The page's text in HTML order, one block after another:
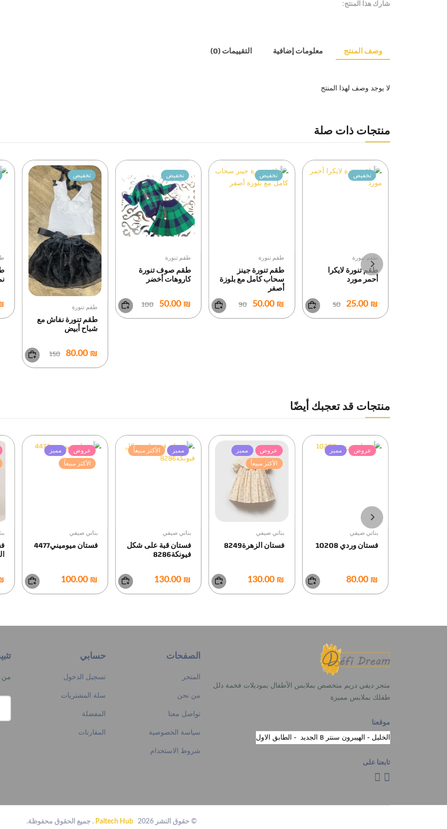
شارك هذا المنتج:
وصف المنتج معلومات إضافية التقييمات (0)
لا يوجد وصف لهذا المنتج
منتجات ذات صلة
تخفيض
طقم تنورة
طقم تنورة لايكرا
أحمر مورد
₪ 25.00
50
تخفيض
طقم تنورة
طقم تنورة جينز
سحاب كامل مع بلوزة
أصفر
₪ 50.00
90
تخفيض
طقم تنورة
طقم صوف تنورة
كاروهات أخضر
₪ 50.00
100
تخفيض
طقم تنورة
طقم تنورة نفاش مع
شباح أبيض
₪ 80.00
150
منتجات قد تعجبك أيضًا
عروض مميز
بناتي صيفي
فستان وردي 10208
₪ 80.00
عروض
مميز
الأكثر مبيعاً
بناتي صيفي
فستان الزهرة8249
₪ 130.00
مميز الأكثر مبيعاً
بناتي صيفي
فستان قبة على شكل
فيونكة8286
₪ 130.00
عروض
مميز
الأكثر مبيعاً
بناتي صيفي
فستان ميوميني4477
₪ 100.00
متجر ديفي دريم متخصص بملابس الأطفال بموديلات فخمة دلل
طفلك بملابس مميزة
موقعنا
الخليل - الهيبرون سنتر B الجديد - الطابق الاول
تابعنا على
الصفحات
المتجر
من نحن
تواصل معنا
سياسة الخصوصية
شروط الاستخدام
حسابي
تسجيل الدخول
سلة المشتريات
المفضلة
المقارنات
من
© حقوق النشر 2026 . جميع الحقوق محفوظة.